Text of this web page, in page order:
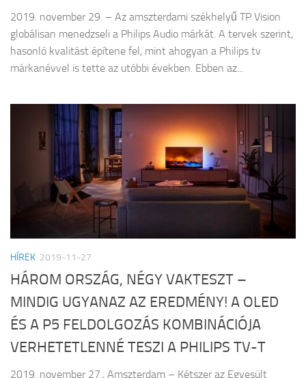
2019. november 29. – Az amszterdami székhelyű TP Vision
globálisan menedzseli a Philips Audio márkát. A tervek szerint,
hasonló kvalitást építene fel, mint ahogyan a Philips tv
márkanévvel is tette az utóbbi években. Ebben az...
HÍREK 2019-11-27
HÁROM ORSZÁG, NÉGY VAKTESZT –
MINDIG UGYANAZ AZ EREDMÉNY! A OLED
ÉS A P5 FELDOLGOZÁS KOMBINÁCIÓJA
VERHETETLENNÉ TESZI A PHILIPS TV-T
2019. november 27., Amszterdam – Kétszer az Egyesült